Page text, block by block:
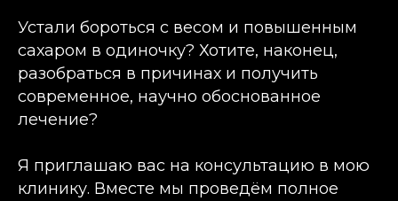
Устали бороться с весом и повышенным
сахаром в одиночку? Хотите, наконец,
разобраться в причинах и получить
современное, научно обоснованное
лечение?
Я приглашаю вас на консультацию в мою
клинику. Вместе мы проведём полное